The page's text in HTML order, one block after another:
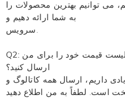
می توانیم بهترین محصولات را
به شما ارائه دهیم و
سرویس.
Q2: آیا می توانید تمام کاتالوگ ها و لیست قیمت خود را برای من
ارسال کنید؟
داریم، ارسال همه کاتالوگ و
است. لطفاً به من اطلاع دهید